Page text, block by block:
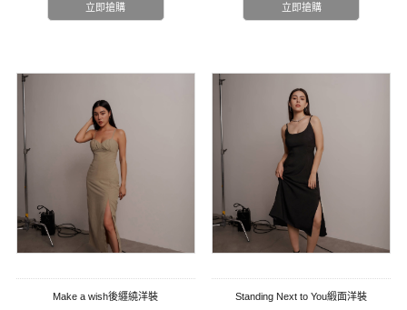
立即搶購 立即搶購
Make a wish後纒繞洋裝 Standing Next to You緞面洋裝